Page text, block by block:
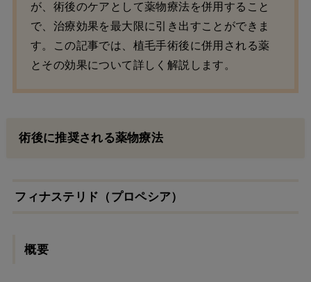
が、術後のケアとして薬物療法を併用すること
で、治療効果を最大限に引き出すことができま
す。この記事では、植毛手術後に併用される薬
とその効果について詳しく解説します。
術後に推奨される薬物療法
フィナステリド（プロペシア）
概要